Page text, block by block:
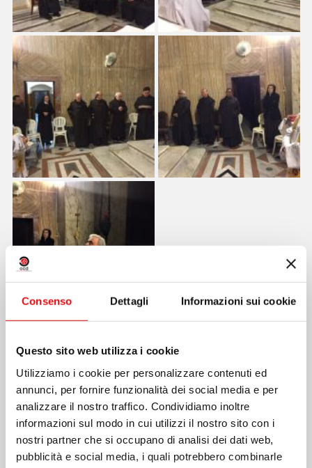
Consenso Dettagli Informazioni sui cookie
Questo sito web utilizza i cookie
Utilizziamo i cookie per personalizzare contenuti ed
annunci, per fornire funzionalità dei social media e per
analizzare il nostro traffico. Condividiamo inoltre
informazioni sul modo in cui utilizzi il nostro sito con i
nostri partner che si occupano di analisi dei dati web,
pubblicità e social media, i quali potrebbero combinarle
Condividi su: